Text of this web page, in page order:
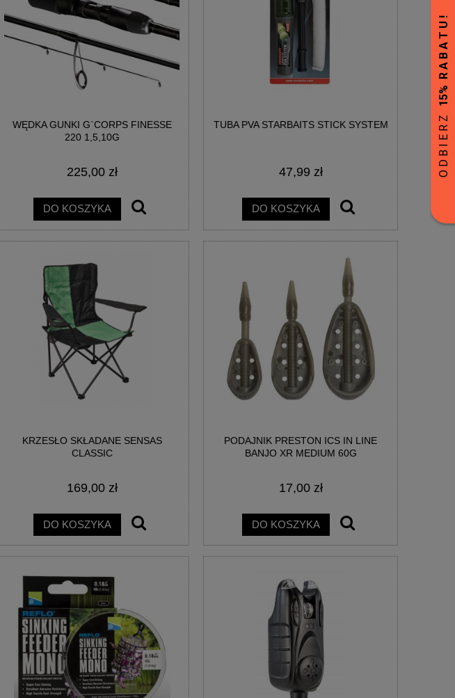
BIG POISON EGG WAFTERS -
DO KOSZYKA
HAK MADCAT A-STATIC JIG HOOK 7/0
DO KOSZYKA
HACZYK MAD CAT
WĘDKA GUNKI G`CORPS FINESSE
220 1,5,10G
225,00 zł
DO KOSZYKA
TUBA PVA STARBAITS STICK SYSTEM
47,99 zł
DO KOSZYKA
KRZESŁO SKŁADANE SENSAS
CLASSIC
169,00 zł
DO KOSZYKA
PODAJNIK PRESTON ICS IN LINE
BANJO XR MEDIUM 60G
17,00 zł
DO KOSZYKA